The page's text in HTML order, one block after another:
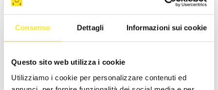
Consenso Dettagli Informazioni sui cookie
Questo sito web utilizza i cookie
Utilizziamo i cookie per personalizzare contenuti ed
Gastronomia d'aspetto, Trattoria tipica siciliana,